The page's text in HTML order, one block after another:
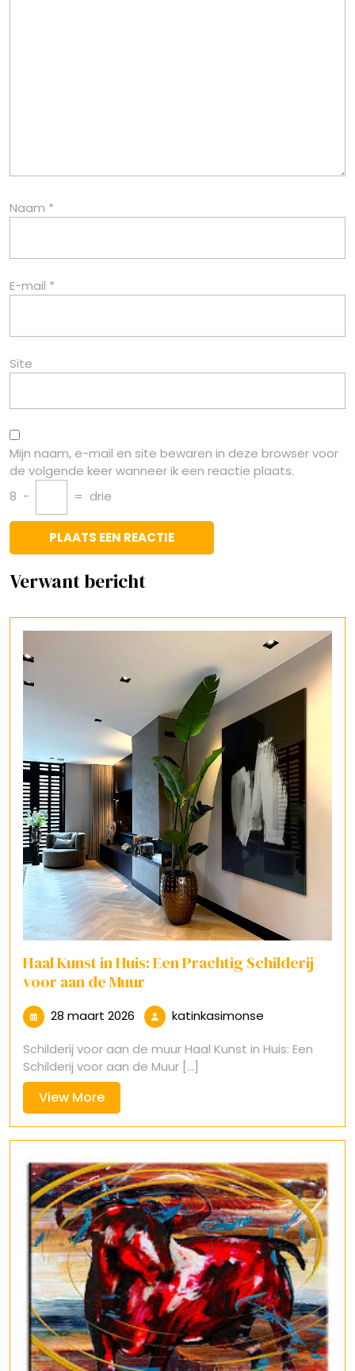
Naam *
E-mail *
Site
Mijn naam, e-mail en site bewaren in deze browser voor
de volgende keer wanneer ik een reactie plaats.
8 − = drie
Verwant bericht
Haal Kunst in Huis: Een Prachtig Schilderij
voor aan de Muur
28 maart 2026 28
maart
2026
katinkasimonse
Schilderij voor aan de muur Haal Kunst in Huis: Een
Schilderij voor aan de Muur [...]
View MoreView
More